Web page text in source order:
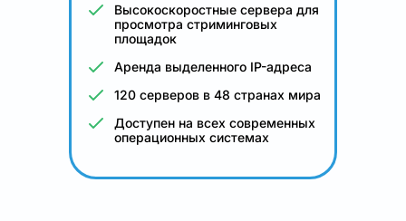
Высокоскоростные сервера для
просмотра стриминговых
площадок
Аренда выделенного IP-адреса
120 серверов в 48 странах мира
Доступен на всех современных
операционных системах